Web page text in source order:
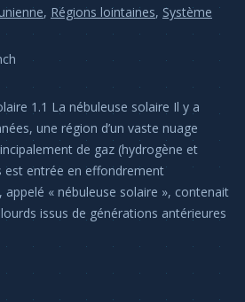
, Régions lointaines, Système
1.1 La nébuleuse solaire Il y a
une région d’un vaste nuage
de gaz (hydrogène et
est entrée en effondrement
appelé « nébuleuse solaire », contenait
issus de générations antérieures